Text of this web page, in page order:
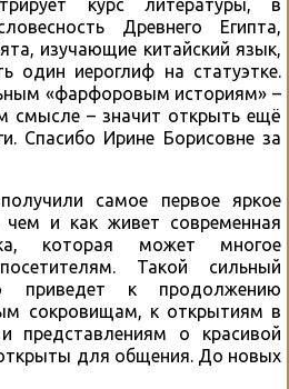
Древнего Египта,
изучающие китайский язык,
один иероглиф на статуэтке.
«фарфоровым историям» –
смысле – значит открыть ещё
Спасибо Ирине Борисовне за
самое первое яркое
и как живет современная
которая может многое
Такой сильный
приведет к продолжению
сокровищам, к открытиям в
представлениям о красивой
для общения. До новых